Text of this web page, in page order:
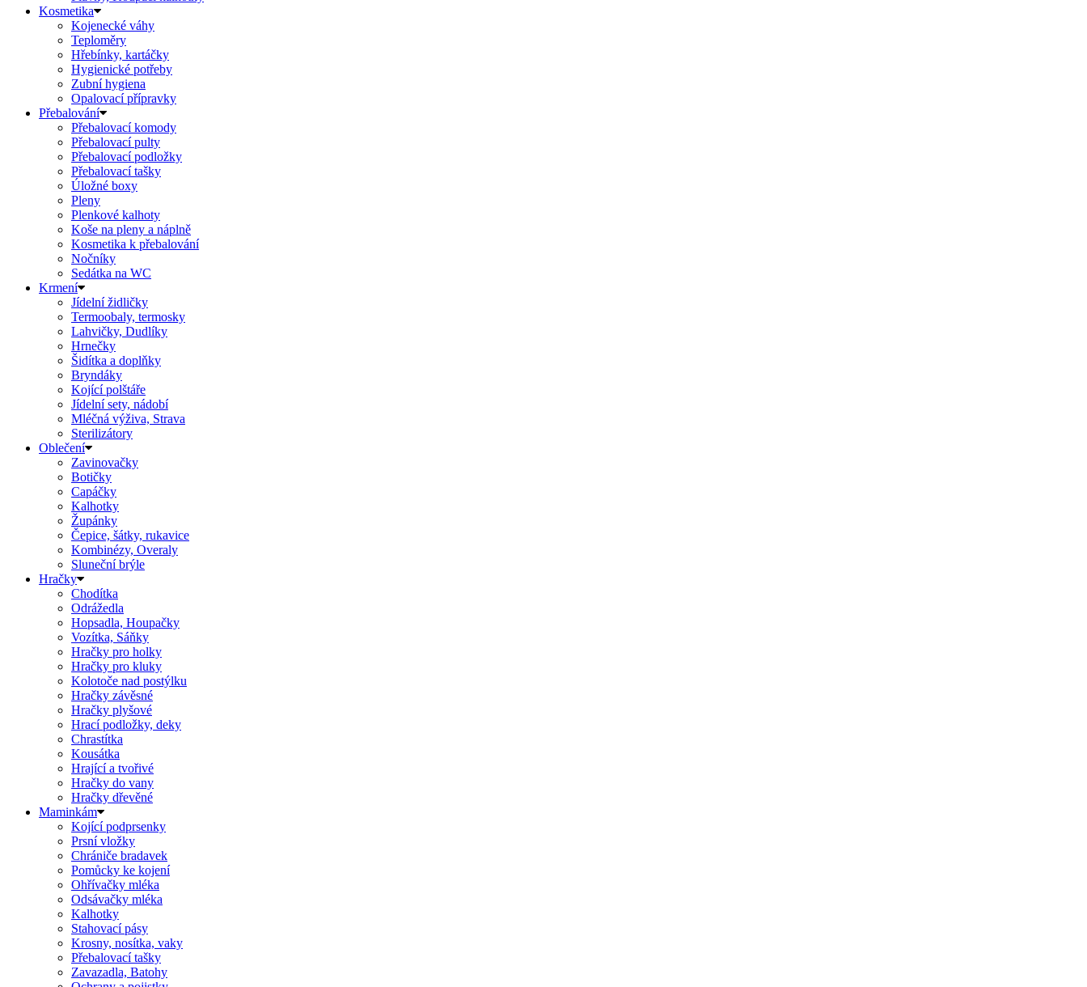
Kosmetika
Kojenecké váhy
Teploměry
Hřebínky, kartáčky
Hygienické potřeby
Zubní hygiena
Opalovací přípravky
Přebalování
Přebalovací komody
Přebalovací pulty
Přebalovací podložky
Přebalovací tašky
Úložné boxy
Pleny
Plenkové kalhoty
Koše na pleny a náplně
Kosmetika k přebalování
Nočníky
Sedátka na WC
Krmení
Jídelní židličky
Termoobaly, termosky
Lahvičky, Dudlíky
Hrnečky
Šidítka a doplňky
Bryndáky
Kojící polštáře
Jídelní sety, nádobí
Mléčná výživa, Strava
Sterilizátory
Oblečení
Zavinovačky
Botičky
Capáčky
Kalhotky
Župánky
Čepice, šátky, rukavice
Kombinézy, Overaly
Sluneční brýle
Hračky
Chodítka
Odrážedla
Hopsadla, Houpačky
Vozítka, Sáňky
Hračky pro holky
Hračky pro kluky
Kolotoče nad postýlku
Hračky závěsné
Hračky plyšové
Hrací podložky, deky
Chrastítka
Kousátka
Hrající a tvořivé
Hračky do vany
Hračky dřevěné
Maminkám
Kojící podprsenky
Prsní vložky
Chrániče bradavek
Pomůcky ke kojení
Ohřívačky mléka
Odsávačky mléka
Kalhotky
Stahovací pásy
Krosny, nosítka, vaky
Přebalovací tašky
Zavazadla, Batohy